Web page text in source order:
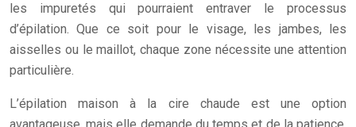
les impuretés qui pourraient entraver le processus
d’épilation. Que ce soit pour le visage, les jambes, les
aisselles ou le maillot, chaque zone nécessite une attention
particulière.
L’épilation maison à la cire chaude est une option